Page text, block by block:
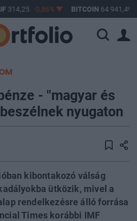
314,25 -0,86% BITCOIN 64 941,49
- "magyar és
nyugaton
kibontakozó válság
ütközik, mivel a
rendelkezésre álló forrása
Times korábbi IMF